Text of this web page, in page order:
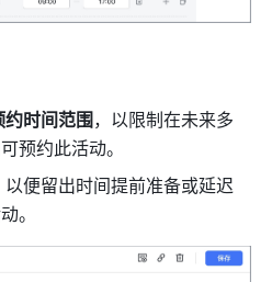
约时间范围，以限制在未来多
预约此活动。
以便留出时间提前准备或延迟
。